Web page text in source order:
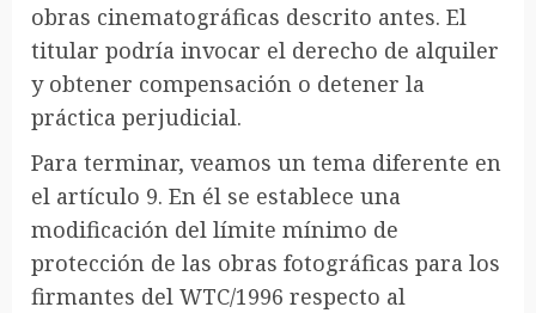
obras cinematográficas descrito antes. El
titular podría invocar el derecho de alquiler
y obtener compensación o detener la
práctica perjudicial.
Para terminar, veamos un tema diferente en
el artículo 9. En él se establece una
modificación del límite mínimo de
protección de las obras fotográficas para los
firmantes del WTC/1996 respecto al